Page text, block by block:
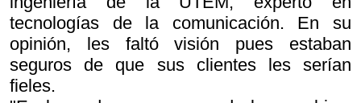
tecnologías de la comunicación. En su
opinión, les faltó visión pues estaban
seguros de que sus clientes les serían
fieles.